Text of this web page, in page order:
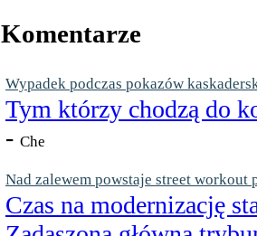
Komentarze
Wypadek podczas pokazów
Tym którzy chodzą do
- Che
Nad zalewem powstaje street workout
Czas na modernizację